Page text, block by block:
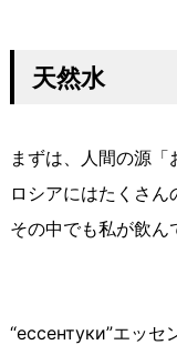
天然水
まずは、人間の源「
ロシアにはたくさん
その中でも私が飲ん
“ессентуки”エッセ